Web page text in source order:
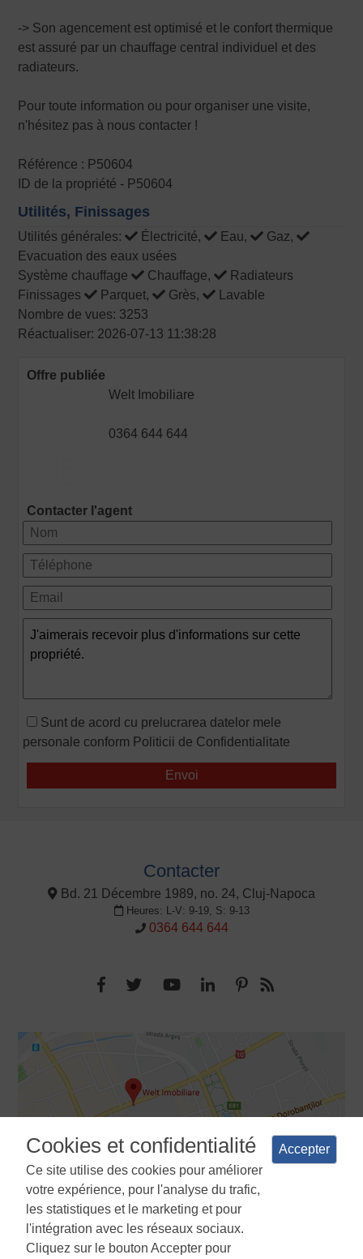
-> Son agencement est optimisé et le confort thermique
est assuré par un chauffage central individuel et des
radiateurs.
Pour toute information ou pour organiser une visite,
n'hésitez pas à nous contacter !
Référence : P50604
ID de la propriété - P50604
Utilités, Finissages
Utilités générales: Électricité, Eau,
Gaz,
Evacuation des eaux usées
Système chauffage
Chauffage,
Radiateurs
Finissages
Parquet, Grès,
Lavable
Nombre de vues: 3253
Réactualiser: 2026-07-13 11:38:28
Offre publiée
Welt Imobiliare
0364 644 644
Contacter l'agent
Sunt de acord cu prelucrarea datelor mele
personale conform Politicii de Confidentialitate
Contacter
Bd. 21 Décembre 1989, no. 24, Cluj-Napoca
Heures: L-V: 9-19, S: 9-13
0364 644 644
Cookies et confidentialité
Ce site utilise des cookies pour améliorer
votre expérience, pour l'analyse du trafic,
les statistiques et le marketing et pour
l'intégration avec les réseaux sociaux.
Cliquez sur le bouton Accepter pour
Accepter